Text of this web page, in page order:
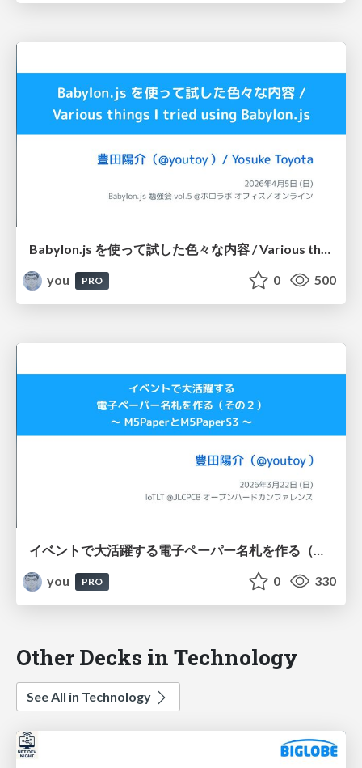
Babylon.js を使って試した色々な内容 / Various things I tried using Babylon.js / Babylon.js 勉強会 vol.5
you
PRO 0 500
イベントで大活躍する電子ペーパー名札を作る（その２） 〜 M5PaperとM5PaperS3 〜 / IoTLT @ JLCPCB オープンハードカンファレンス
you
PRO 0 330
Other Decks in Technology
See All in Technology